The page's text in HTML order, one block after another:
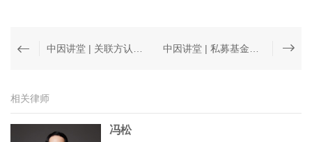
相关律师
冯松